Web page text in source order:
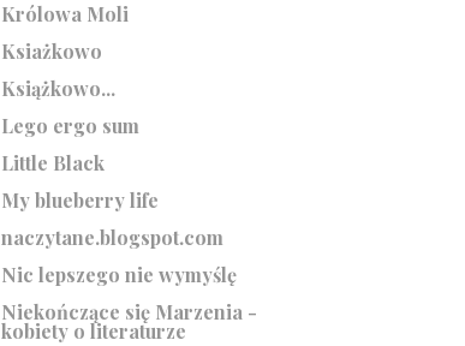
Królowa Moli
Ksiażkowo
Książkowo...
Lego ergo sum
Little Black
My blueberry life
naczytane.blogspot.com
Nic lepszego nie wymyślę
Niekończące się Marzenia -
kobiety o literaturze